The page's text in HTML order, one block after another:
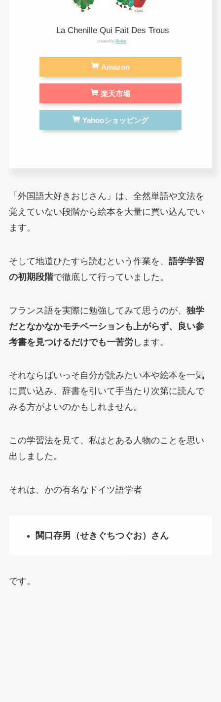
La Chenille Qui Fait Des Trous
created by Rinker
Amazon
楽天市場
Yahooショッピング
「外国語大好きおじさん」は、全然単語や文法を
覚えていない段階から絵本を大量に買い込んでい
ます。
そして地道ひたすら読むという作業を、 語学学習
の初期段階で徹底して行っていました。
フランス語を実際に勉強してみて思うのが、 独学
だとなかなかモチベーションも上がらず、良い参
考書を見つけるだけでも一苦労します。
それならばいっそ自分が読みたい本や絵本を一気
に買い込み、辞書を引いて手当たり次第に読んで
みる方がよいのかもしれません。
この学習法を見て、私はとある人物のことを思い
出しました。
それは、かの有名なドイツ語学者
関口存男（せきぐちつぐお）さん
です。